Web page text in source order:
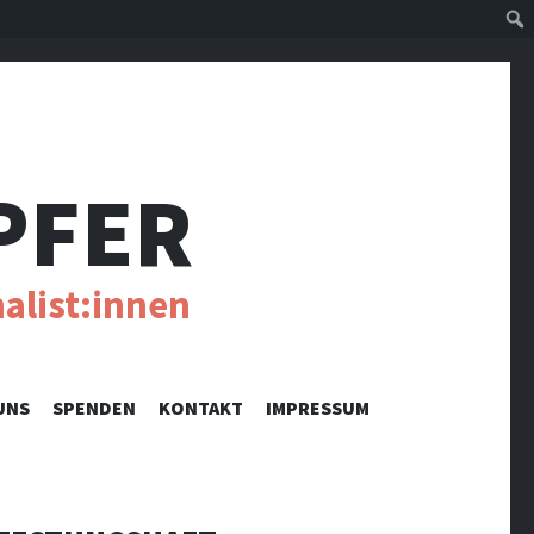
SPENDEN KONTAKT IMPRESSUM